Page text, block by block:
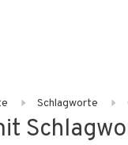
Schlagworte